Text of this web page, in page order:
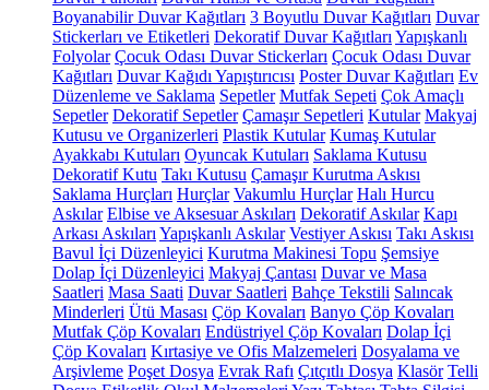
Boyanabilir Duvar Kağıtları 3 Boyutlu Duvar Kağıtları Duvar
Stickerları ve Etiketleri Dekoratif Duvar Kağıtları Yapışkanlı
Folyolar Çocuk Odası Duvar Stickerları Çocuk Odası Duvar
Kağıtları Duvar Kağıdı Yapıştırıcısı Poster Duvar Kağıtları Ev
Düzenleme ve Saklama Sepetler Mutfak Sepeti Çok Amaçlı
Sepetler Dekoratif Sepetler Çamaşır Sepetleri Kutular Makyaj
Kutusu ve Organizerleri Plastik Kutular Kumaş Kutular
Ayakkabı Kutuları Oyuncak Kutuları Saklama Kutusu
Dekoratif Kutu Takı Kutusu Çamaşır Kurutma Askısı
Saklama Hurçları Hurçlar Vakumlu Hurçlar Halı Hurcu
Askılar Elbise ve Aksesuar Askıları Dekoratif Askılar Kapı
Arkası Askıları Yapışkanlı Askılar Vestiyer Askısı Takı Askısı
Bavul İçi Düzenleyici Kurutma Makinesi Topu Şemsiye
Dolap İçi Düzenleyici Makyaj Çantası Duvar ve Masa
Saatleri Masa Saati Duvar Saatleri Bahçe Tekstili Salıncak
Minderleri Ütü Masası Çöp Kovaları Banyo Çöp Kovaları
Mutfak Çöp Kovaları Endüstriyel Çöp Kovaları Dolap İçi
Çöp Kovaları Kırtasiye ve Ofis Malzemeleri Dosyalama ve
Arşivleme Poşet Dosya Evrak Rafı Çıtçıtlı Dosya Klasör Telli